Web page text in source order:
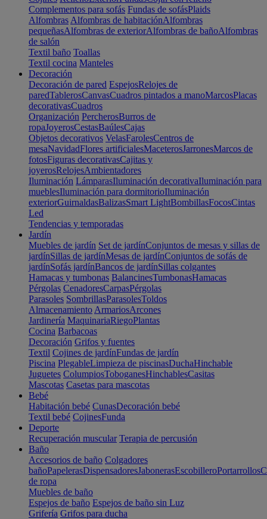
Complementos para sofás Fundas de sofásPlaids
Alfombras Alfombras de habitaciónAlfombras
pequeñasAlfombras de exteriorAlfombras de bañoAlfombras
de salón
Textil baño Toallas
Textil cocina Manteles
Decoración
Decoración de pared EspejosRelojes de
paredTablerosCanvasCuadros pintados a manoMarcosPlacas
decorativasCuadros
Organización PercherosBurros de
ropaJoyerosCestasBaúlesCajas
Objetos decorativos VelasFarolesCentros de
mesaNavidadFlores artificialesMaceterosJarronesMarcos de
fotosFiguras decorativasCajitas y
joyerosRelojesAmbientadores
Iluminación LámparasIluminación decorativaIluminación para
mueblesIluminación para dormitorioIluminación
exteriorGuirnaldasBalizasSmart LightBombillasFocosCintas
Led
Tendencias y temporadas
Jardín
Muebles de jardín Set de jardínConjuntos de mesas y sillas de
jardínSillas de jardínMesas de jardínConjuntos de sofás de
jardínSofás jardínBancos de jardínSillas colgantes
Hamacas y tumbonas BalancinesTumbonasHamacas
Pérgolas CenadoresCarpasPérgolas
Parasoles SombrillasParasolesToldos
Almacenamiento ArmariosArcones
Jardinería MaquinariaRiegoPlantas
Cocina Barbacoas
Decoración Grifos y fuentes
Textil Cojines de jardínFundas de jardín
Piscina PlegableLimpieza de piscinasDuchaHinchable
Juguetes ColumpiosToboganesHinchablesCasitas
Mascotas Casetas para mascotas
Bebé
Habitación bebé CunasDecoración bebé
Textil bebé CojinesFunda
Deporte
Recuperación muscular Terapia de percusión
Baño
Accesorios de baño Colgadores
bañoPapelerasDispensadoresJabonerasEscobilleroPortarrollos
de ropa
Muebles de baño
Espejos de baño Espejos de baño sin Luz
Grifería Grifos para ducha